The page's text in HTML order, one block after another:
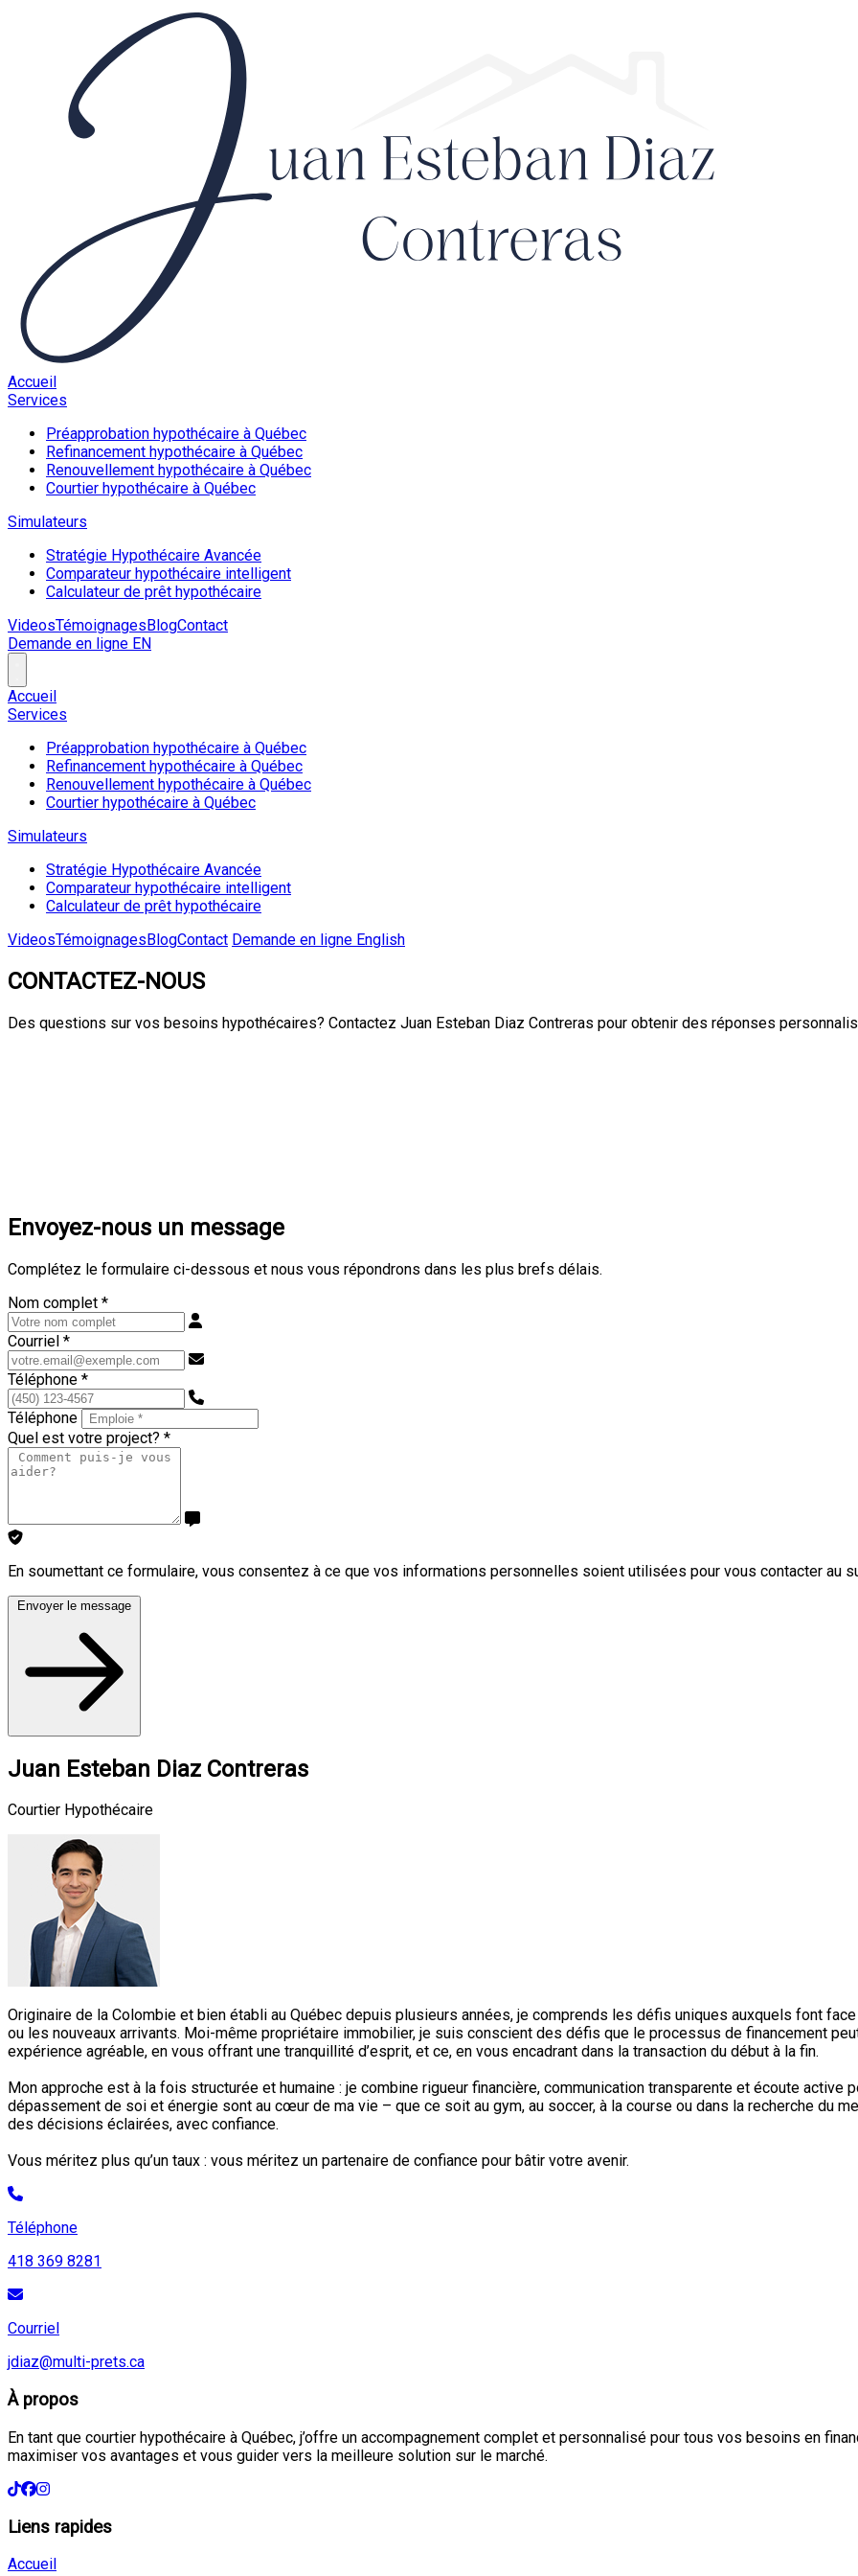
Accueil
Services
Préapprobation hypothécaire à Québec
Refinancement hypothécaire à Québec
Renouvellement hypothécaire à Québec
Courtier hypothécaire à Québec
Simulateurs
Stratégie Hypothécaire Avancée
Comparateur hypothécaire intelligent
Calculateur de prêt hypothécaire
VideosTémoignagesBlogContact
Demande en ligne EN
Accueil
Services
Préapprobation hypothécaire à Québec
Refinancement hypothécaire à Québec
Renouvellement hypothécaire à Québec
Courtier hypothécaire à Québec
Simulateurs
Stratégie Hypothécaire Avancée
Comparateur hypothécaire intelligent
Calculateur de prêt hypothécaire
VideosTémoignagesBlogContact Demande en ligne English
CONTACTEZ-NOUS
Des questions sur vos besoins hypothécaires? Contactez Juan Esteban Diaz Contreras pour obtenir des réponses
Envoyez-nous un message
Complétez le formulaire ci-dessous et nous vous répondrons dans les plus brefs délais.
Nom complet *
Courriel *
Téléphone *
Téléphone
Quel est votre project? *
En soumettant ce formulaire, vous consentez à ce que vos informations personnelles soient utilisées pour vous contacter au
Envoyer le message
Juan Esteban Diaz Contreras
Courtier Hypothécaire
Originaire de la Colombie et bien établi au Québec depuis plusieurs années, je comprends les défis uniques auxquels font
ou les nouveaux arrivants. Moi-même propriétaire immobilier, je suis conscient des défis que le processus de financement
expérience agréable, en vous offrant une tranquillité d’esprit, et ce, en vous encadrant dans la transaction du début à la fin.
Mon approche est à la fois structurée et humaine : je combine rigueur financière, communication transparente et écoute active
dépassement de soi et énergie sont au cœur de ma vie – que ce soit au gym, au soccer, à la course ou dans la recherche du
des décisions éclairées, avec confiance.
Vous méritez plus qu’un taux : vous méritez un partenaire de confiance pour bâtir votre avenir.
Téléphone
418 369 8281
Courriel
jdiaz@multi-prets.ca
À propos
En tant que courtier hypothécaire à Québec, j’offre un accompagnement complet et personnalisé pour tous vos besoins en
maximiser vos avantages et vous guider vers la meilleure solution sur le marché.
Liens rapides
Accueil